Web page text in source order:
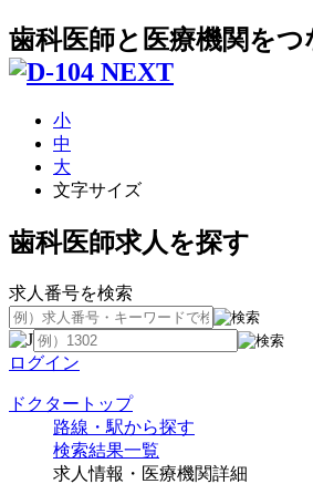
歯科医師と医療機関をつ
小
中
大
文字サイズ
歯科医師求人を探す
求人番号を検索
ログイン
ドクタートップ
路線・駅から探す
検索結果一覧
求人情報・医療機関詳細